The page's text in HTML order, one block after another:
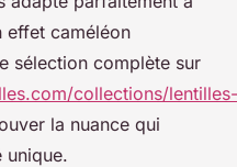
effet caméléon
sélection complète sur
collections/lentilles-
la nuance qui
unique.